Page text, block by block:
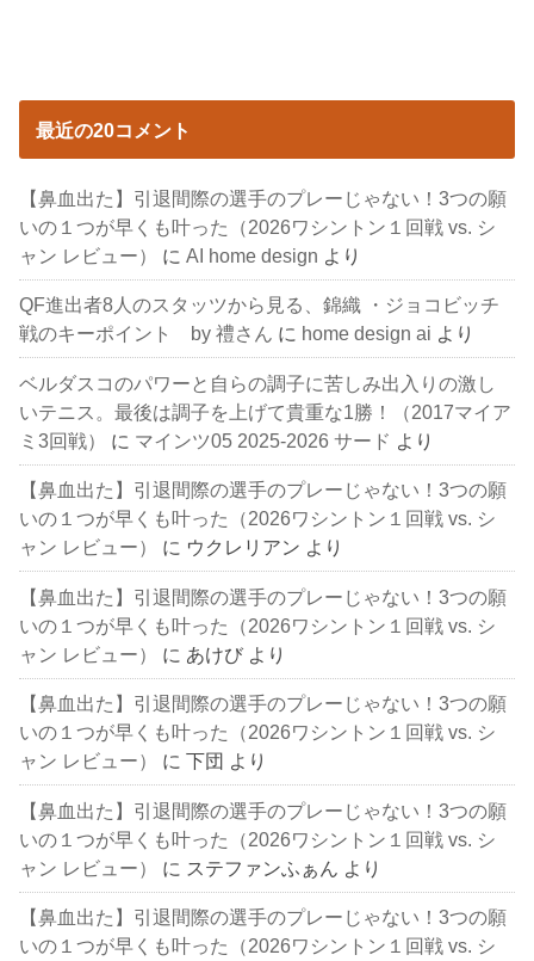
最近の20コメント
【鼻血出た】引退間際の選手のプレーじゃない！3つの願
いの１つが早くも叶った（2026ワシントン１回戦 vs. シ
ャン レビュー）
にAI home design より
QF進出者8人のスタッツから見る、錦織 ・ジョコビッチ
戦のキーポイント by 禮さん に home design ai より
ベルダスコのパワーと自らの調子に苦しみ出入りの激し
いテニス。最後は調子を上げて貴重な1勝！（2017マイア
ミ3回戦）
に マインツ05 2025-2026 サード より
【鼻血出た】引退間際の選手のプレーじゃない！3つの願
いの１つが早くも叶った（2026ワシントン１回戦 vs. シ
ャン レビュー）
に ウクレリアン より
【鼻血出た】引退間際の選手のプレーじゃない！3つの願
いの１つが早くも叶った（2026ワシントン１回戦 vs. シ
ャン レビュー）
に あけび より
【鼻血出た】引退間際の選手のプレーじゃない！3つの願
いの１つが早くも叶った（2026ワシントン１回戦 vs. シ
ャン レビュー）
に下団 より
【鼻血出た】引退間際の選手のプレーじゃない！3つの願
いの１つが早くも叶った（2026ワシントン１回戦 vs. シ
ャン レビュー）
に ステファンふぁん より
【鼻血出た】引退間際の選手のプレーじゃない！3つの願
いの１つが早くも叶った（2026ワシントン１回戦 vs. シ